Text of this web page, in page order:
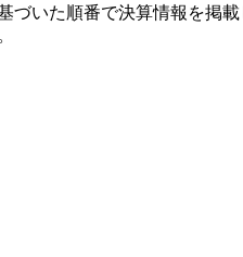
づいた順番で決算情報を掲